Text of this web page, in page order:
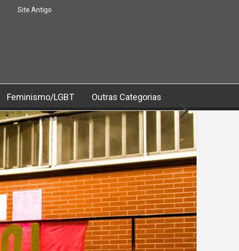
Site Antigo
Feminismo/LGBT Outras Categorias
Next article